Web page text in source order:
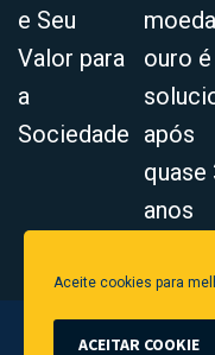
© 2024 Vivendo a
Aceite cookies para
ACEITAR COOKIE